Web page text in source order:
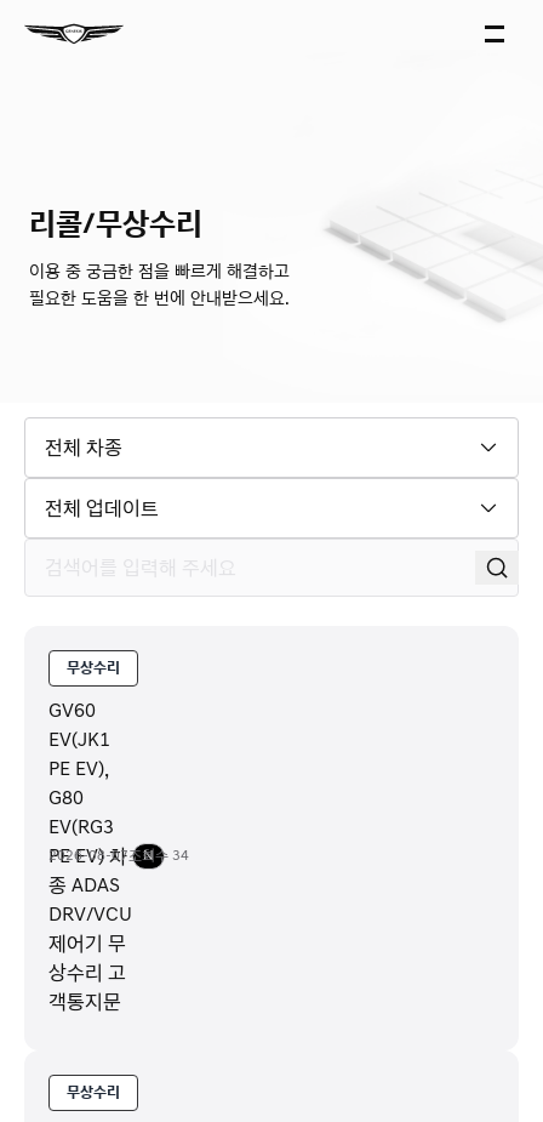
리콜/무상수리
이용 중 궁금한 점을 빠르게 해결하고
필요한 도움을 한 번에 안내받으세요.
전체 차종
전체 업데이트
무상수리
GV60
EV(JK1
PE EV),
G80
EV(RG3
PE EV) 차
종 ADAS
DRV/VCU
제어기 무
상수리 고
객통지문
N
2026-08-07조회수 34
무상수리